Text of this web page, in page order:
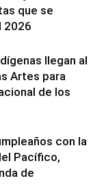
que se
2026
llegan al
Artes para
de los
con la
Pacífico,
de